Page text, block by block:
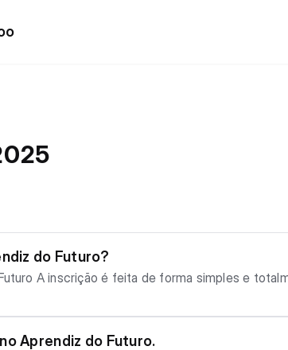
do Futuro?
o link
verifique se você já po
a senha, acessar sua conta e aplicar o
antes de começar sua inscrição: 👉 Assista
Aprendiz do Futuro.